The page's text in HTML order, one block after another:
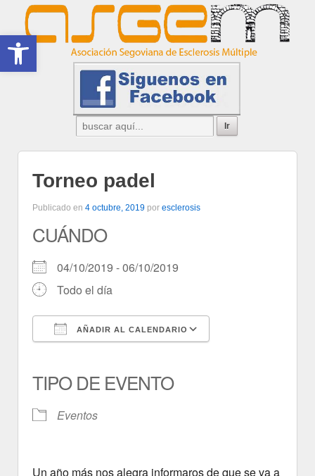
Abrir barra de herramientas
Torneo padel
Publicado en 4 octubre, 2019 por esclerosis
CUÁNDO
04/10/2019 - 06/10/2019
Todo el día
AÑADIR AL CALENDARIO
TIPO DE EVENTO
Eventos
Un año más nos alegra informaros de que se va a